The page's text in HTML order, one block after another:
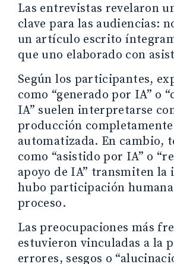
Las entrevistas revelaron
clave para las audiencias:
un artículo escrito
que uno elaborado con
Según los participantes,
como “generado por IA” o
IA” suelen interpretarse
producción completamente
automatizada. En cambio,
como “asistido por IA” o
apoyo de IA” transmiten la
hubo participación
proceso.
Las preocupaciones más
estuvieron vinculadas a la
errores, sesgos o